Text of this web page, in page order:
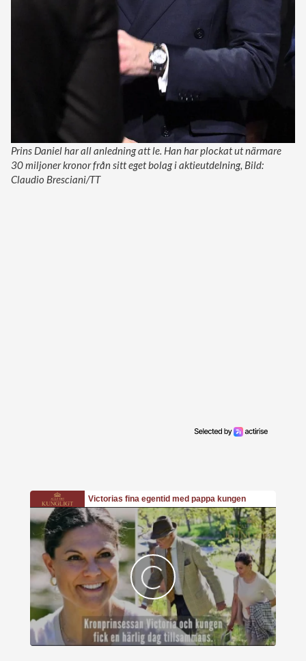
Prins Daniel har all anledning att le. Han har plockat ut närmare
30 miljoner kronor från sitt eget bolag i aktieutdelning, Bild:
Claudio Bresciani/TT